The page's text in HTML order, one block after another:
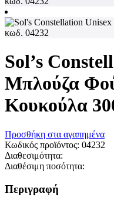
Sol’s
Μπλούζα
Κουκούλα
Προσθήκη στα αγαπημένα
Κωδικός προϊόντος: 04232
Διαθεσιμότητα:
Διαθέσιμη ποσότητα:
Περιγραφή